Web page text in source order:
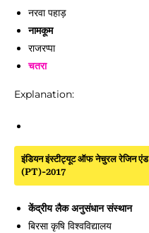
नरवा पहाड़
नामकूम
राजरप्पा
चतरा
Explanation:
इंडियन इंस्टीट्यूट ऑफ नेचुरल रेजिन
(PT)-2017
केंद्रीय लैक अनुसंधान संस्थान
बिरसा कृषि विश्वविद्यालय